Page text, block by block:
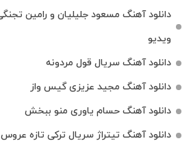
ویدیو
دانلود آهنگ سریال قول مردونه
دانلود آهنگ مجید عزیزی گیس واز
دانلود آهنگ حسام یاوری منو ببخش
دانلود آهنگ تیتراژ سریال ترکی تازه عروس